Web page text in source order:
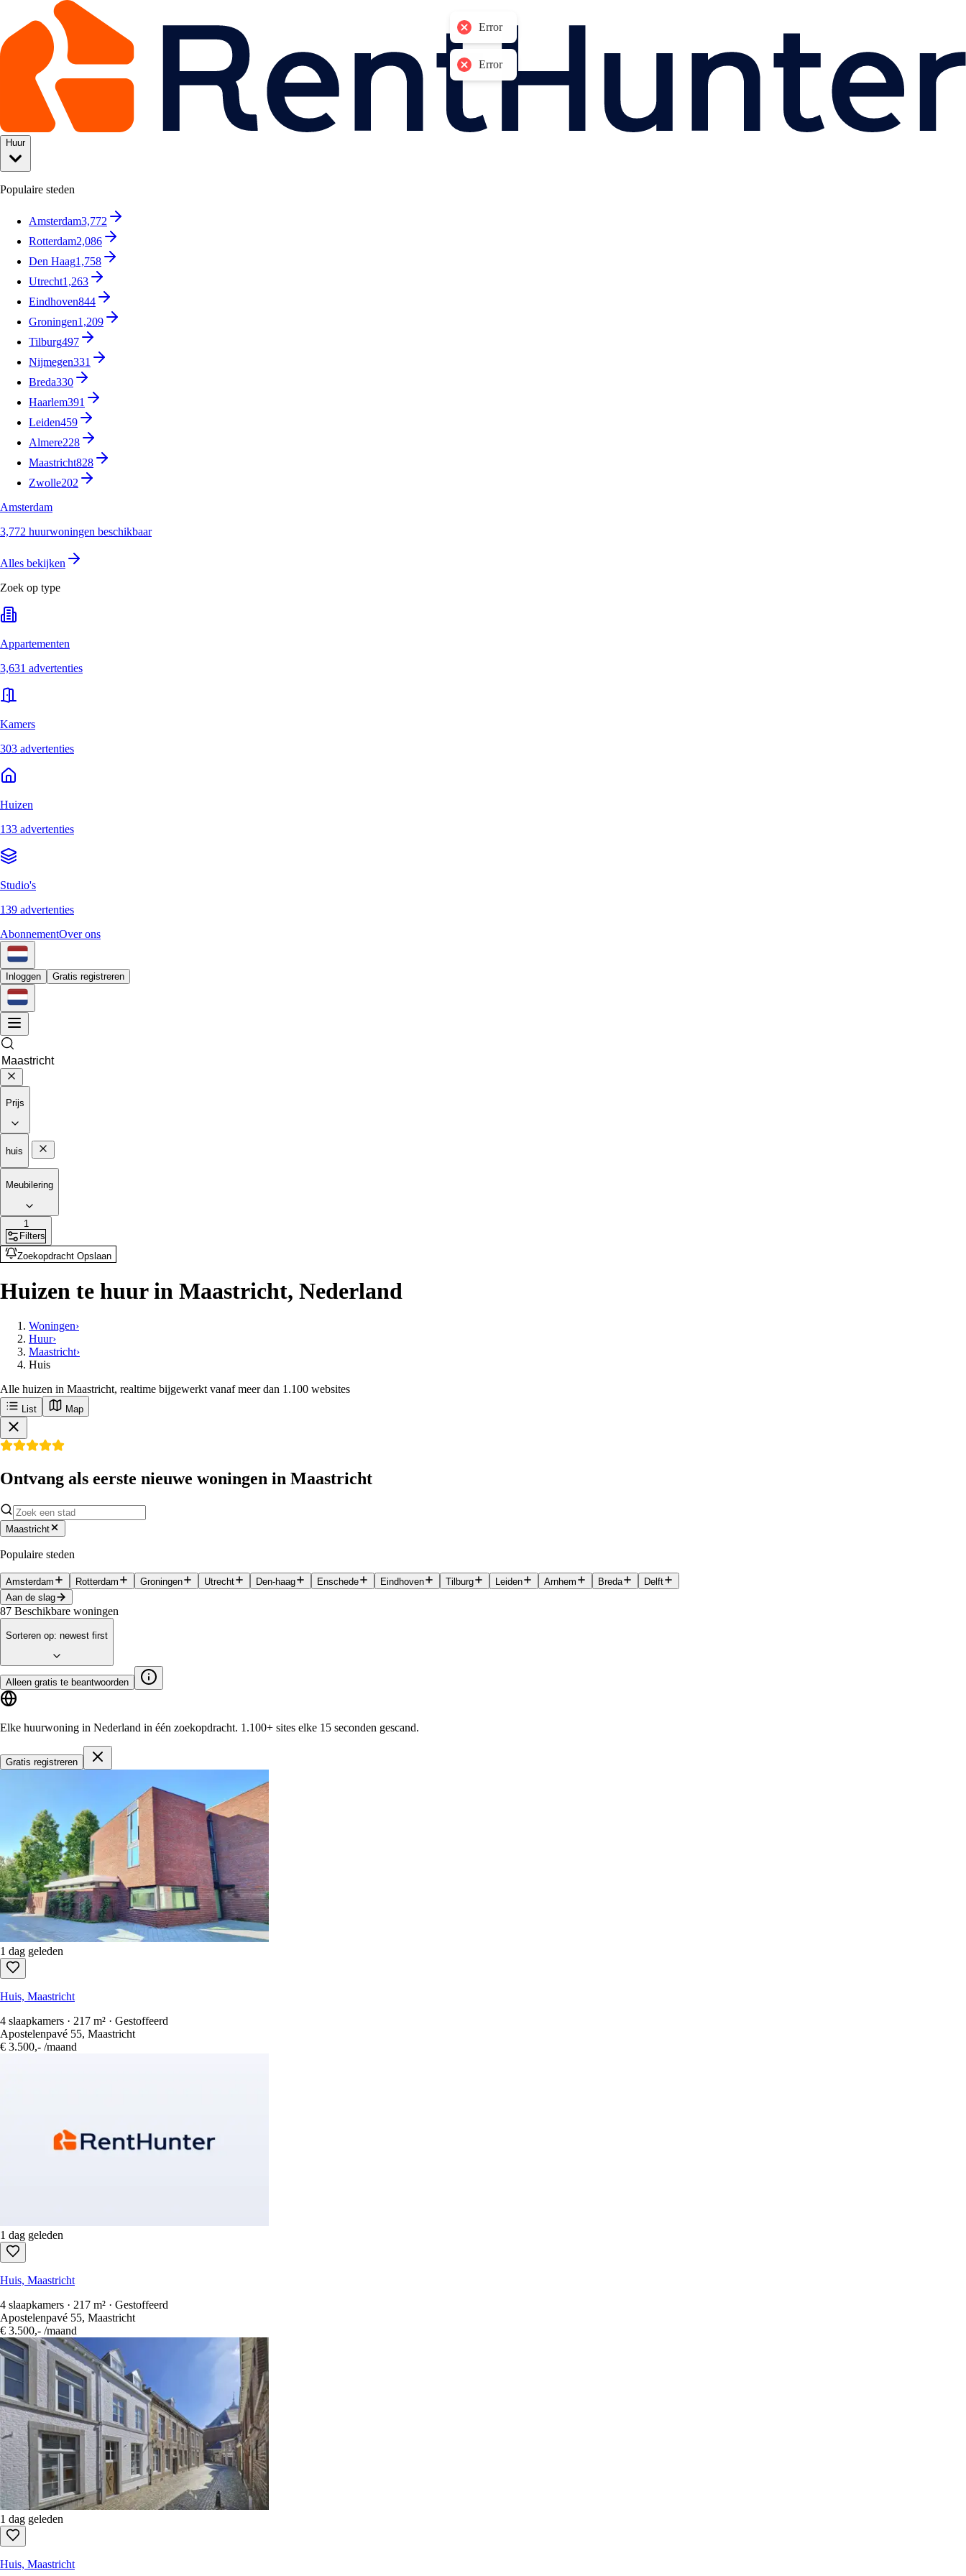
Huur
Populaire steden
Amsterdam3,772
Rotterdam2,086
Den Haag1,758
Utrecht1,263
Eindhoven844
Groningen1,209
Tilburg497
Nijmegen331
Breda330
Haarlem391
Leiden459
Almere228
Maastricht828
Zwolle202
Amsterdam
3,772 huurwoningen beschikbaar
Alles bekijken
Zoek op type
Appartementen
3,631 advertenties
Kamers
303 advertenties
Huizen
133 advertenties
Studio's
139 advertenties
AbonnementOver ons
Inloggen Gratis registreren
Prijs
huis
Meubilering
1
Filters
Zoekopdracht Opslaan
Huizen te huur in Maastricht, Nederland
Woningen›
Huur›
Maastricht›
Huis
Alle huizen in Maastricht, realtime bijgewerkt vanaf meer dan 1.100 websites
List Map
Ontvang als eerste nieuwe woningen in Maastricht
Maastricht
Populaire steden
Amsterdam Rotterdam Groningen Utrecht Den-haag Enschede Eindhoven Tilburg Leiden Arnhem Breda
Delft
Aan de slag
87 Beschikbare woningen
Sorteren op: newest first
Alleen gratis te beantwoorden
Elke huurwoning in Nederland in één zoekopdracht. 1.100+ sites elke 15 seconden gescand.
Gratis registreren
1 dag geleden
Huis, Maastricht
4 slaapkamers · 217 m² · Gestoffeerd
Apostelenpavé 55, Maastricht
€ 3.500,- /maand
1 dag geleden
Huis, Maastricht
4 slaapkamers · 217 m² · Gestoffeerd
Apostelenpavé 55, Maastricht
€ 3.500,- /maand
1 dag geleden
Huis, Maastricht
Error